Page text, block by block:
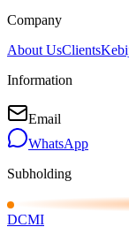
Company
About UsClients
Information
Email
WhatsApp
Subholding
DCMI